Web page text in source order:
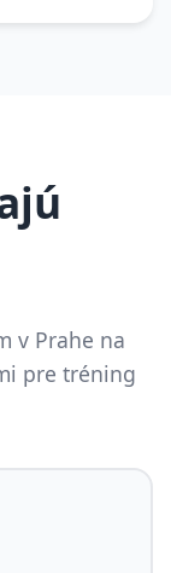
v Prahe na
pre tréning